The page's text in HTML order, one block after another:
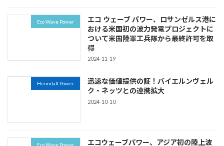
Eco Wave Power
エコ ウェーブ パワー、ロサンゼルス港に
おける米国初の波力発電プロジェクトに
ついて米国陸軍工兵隊から最終許可を取
得
2024-11-19
Heimdall Power
迅速な価値提供の証！バイエルンヴェル
ク・ネッツとの連携拡大
2024-10-10
Eco Wave Power
エコウェーブパワー、アジア初の陸上波